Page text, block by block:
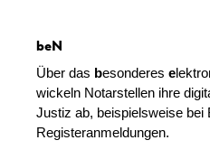
beN
Über das besonderes e
wickeln Notarstellen ihre
Justiz ab, beispielsweise bei
Registeranmeldungen.